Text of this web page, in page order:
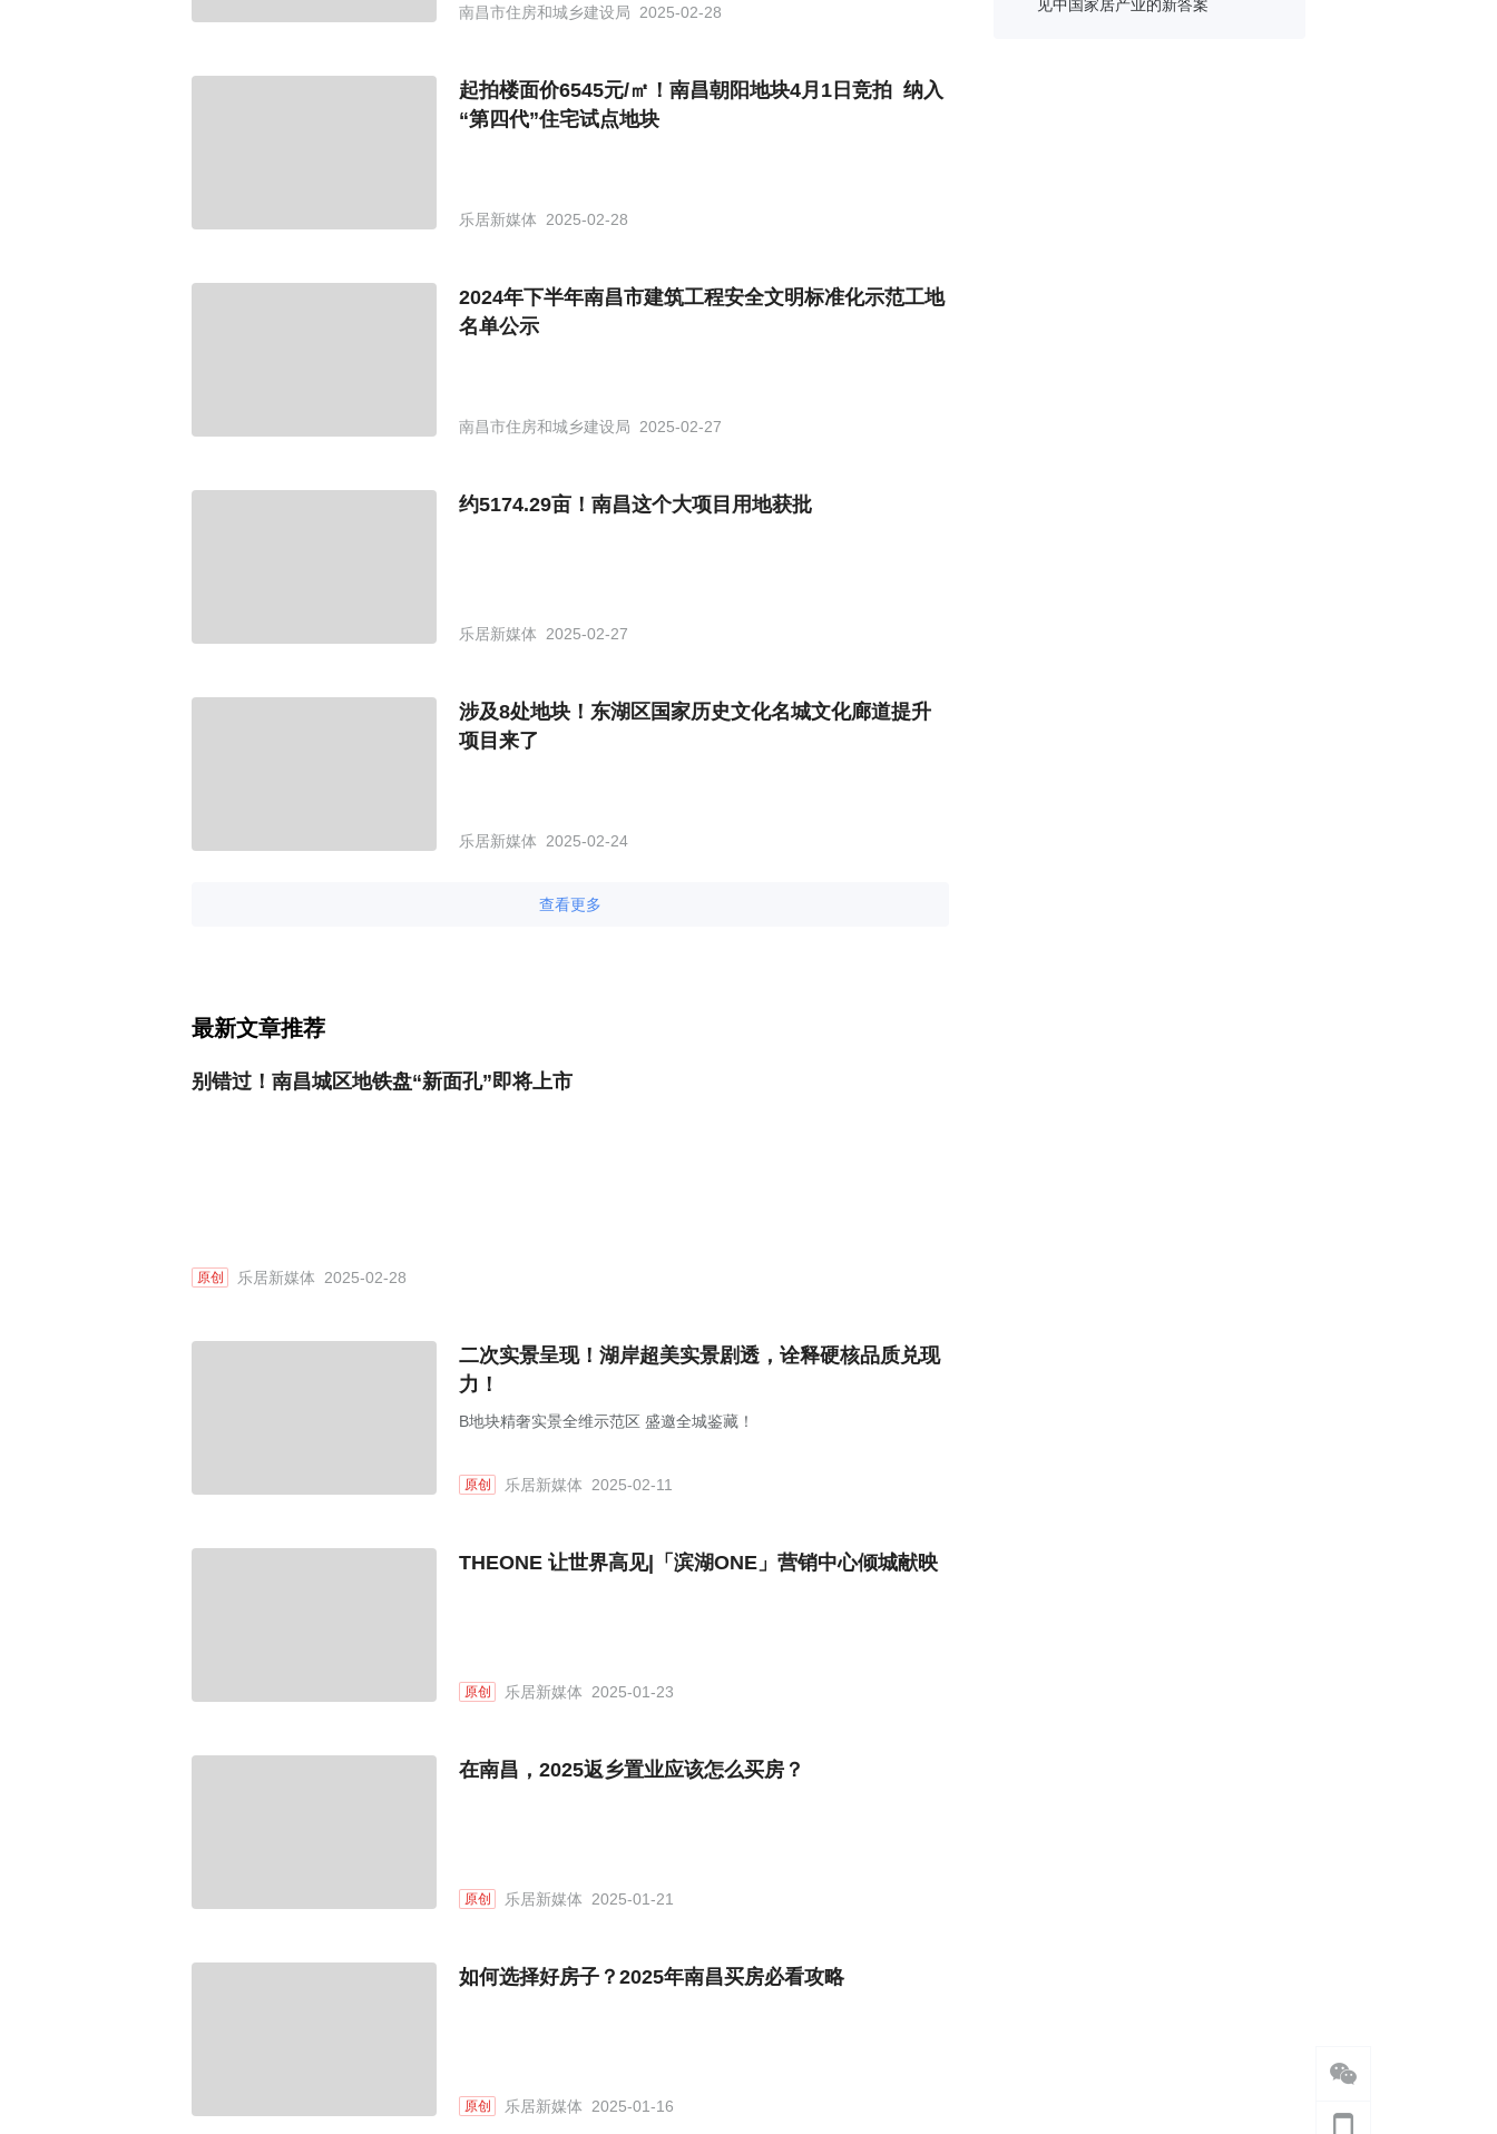
见中国家居产业的新答案
南昌市住房和城乡建设局 2025-02-28
起拍楼面价6545元/㎡！南昌朝阳地块4月1日竞拍 纳入
“第四代”住宅试点地块
乐居新媒体 2025-02-28
2024年下半年南昌市建筑工程安全文明标准化示范工地
名单公示
南昌市住房和城乡建设局 2025-02-27
约5174.29亩！南昌这个大项目用地获批
乐居新媒体 2025-02-27
涉及8处地块！东湖区国家历史文化名城文化廊道提升
项目来了
乐居新媒体 2025-02-24
查看更多
最新文章推荐
别错过！南昌城区地铁盘“新面孔”即将上市
原创 乐居新媒体 2025-02-28
二次实景呈现！湖岸超美实景剧透，诠释硬核品质兑现
力！
B地块精奢实景全维示范区 盛邀全城鉴藏！
原创 乐居新媒体 2025-02-11
THEONE 让世界高见|「滨湖ONE」营销中心倾城献映
原创 乐居新媒体 2025-01-23
在南昌，2025返乡置业应该怎么买房？
原创 乐居新媒体 2025-01-21
如何选择好房子？2025年南昌买房必看攻略
原创 乐居新媒体 2025-01-16